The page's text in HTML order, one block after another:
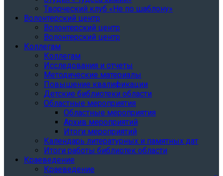
Творческий клуб «Не по шаблону»
Волонтерский центр
Волонтерский центр
Волонтерский центр
Коллегам
Коллегам
Исследования и отчеты
Методические материалы
Повышение квалификации
Детские библиотеки области
Областные мероприятия
Областные мероприятия
Архив мероприятий
Итоги мероприятий
Календарь литературных и памятных дат
Итоги работы библиотек области
Краеведение
Краеведение